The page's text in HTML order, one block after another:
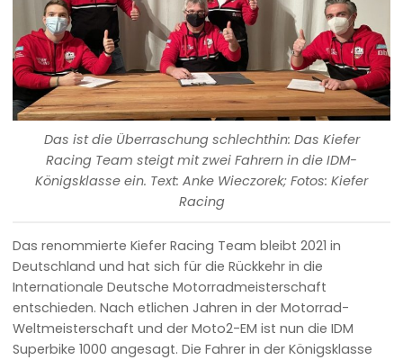
Das ist die Überraschung schlechthin: Das Kiefer
Racing Team steigt mit zwei Fahrern in die IDM-
Königsklasse ein. Text: Anke Wieczorek; Fotos: Kiefer
Racing
Das renommierte Kiefer Racing Team bleibt 2021 in
Deutschland und hat sich für die Rückkehr in die
Internationale Deutsche Motorradmeisterschaft
entschieden. Nach etlichen Jahren in der Motorrad-
Weltmeisterschaft und der Moto2-EM ist nun die IDM
Superbike 1000 angesagt. Die Fahrer in der Königsklasse